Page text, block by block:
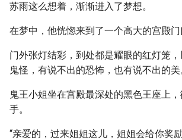
苏雨这么想着，渐渐进入了梦想。
在梦中，他恍惚来到了一个高大的宫殿门
门外张灯结彩，到处都是耀眼的红灯笼
鬼怪，有说不出的恐怖，也有说不出的美
鬼王小姐坐在宫殿最深处的黑色王座上
手。
“亲爱的，过来姐姐这儿，姐姐会给你奖